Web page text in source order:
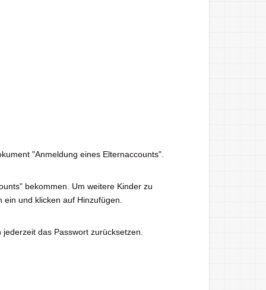
"Anmeldung eines Elternaccounts".
bekommen. Um weitere Kinder zu
und klicken auf Hinzufügen.
das Passwort zurücksetzen.